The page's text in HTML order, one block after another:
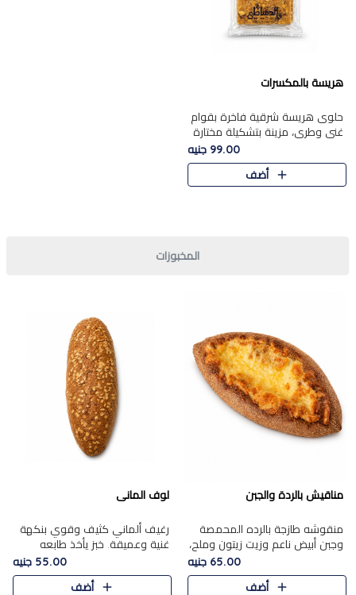
هريسة بالمكسرات
حلوى هريسة شرقية فاخرة بقوام
غني وطري، مزينة بتشكيلة مختارة
من المكسرات الفاخرة التي تضيف
قرمشة مميزة ونكهة غنية في كل
قطعة. تجمع بين المذاق..
99.00 جنيه
أضف
المخبوزات
مناقيش بالردة والجبن
منقوشه طازجة بالرده المحمصة
وجبن أبيض ناعم وزيت زيتون وملح،
مباشرة من الفرن.الرده مع نعومة
الجبن فوق عجينة طازجة.
65.00 جنيه
أضف
لوف المانى
رغيف ألماني كثيف وقوي بنكهة
غنية وعميقة. خبز يأخذ طابعه
55.00 جنيه
أضف